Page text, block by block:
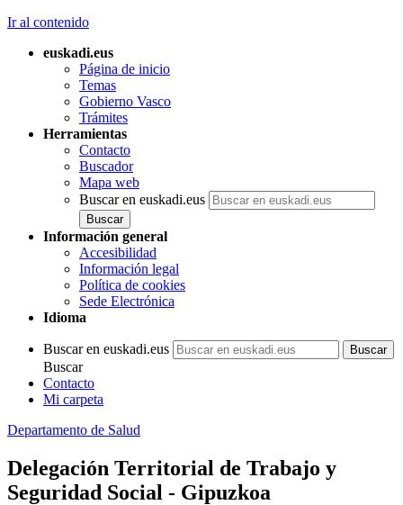
Ir al contenido
euskadi.eus
Página de inicio
Temas
Gobierno Vasco
Trámites
Herramientas
Contacto
Buscador
Mapa web
Buscar en euskadi.eus
Información general
Accesibilidad
Información legal
Política de cookies
Sede Electrónica
Idioma
Buscar en euskadi.eus
Buscar
Contacto
Mi carpeta
Departamento de Salud
Delegación Territorial de Trabajo y
Seguridad Social - Gipuzkoa